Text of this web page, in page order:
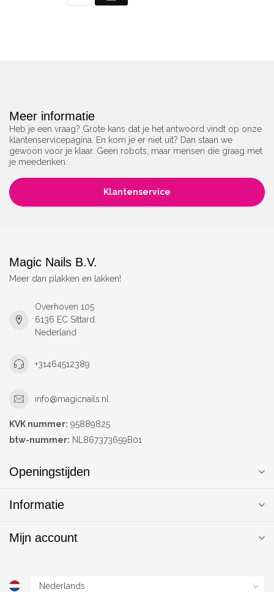
Meer informatie
Heb je een vraag? Grote kans dat je het antwoord vindt op onze
klantenservicepagina. En kom je er niet uit? Dan staan we
gewoon voor je klaar. Geen robots, maar mensen die graag met
je meedenken.
Klantenservice
Magic Nails B.V.
Meer dan plakken en lakken!
Overhoven 105
6136 EC Sittard
Nederland
+31464512389
info@magicnails.nl
KVK nummer: 95889825
btw-nummer: NL867373659B01
Openingstijden
Informatie
Mijn account